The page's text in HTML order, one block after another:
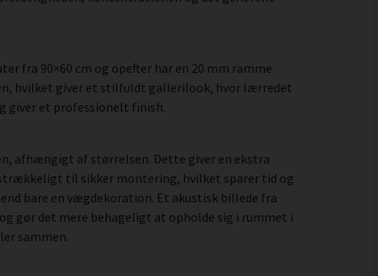
fra 90×60 cm og opefter har en 20 mm ramme.
hvilket giver et stilfuldt gallerilook, hvor lærredet
giver et professionelt finish.
afhængigt af størrelsen. Dette giver en ekstra
til sikker montering, hvilket sparer tid og
bare en vægdekoration. Et akustisk billede fra
gør det mere behageligt at opholde sig i rummet i
sammen.